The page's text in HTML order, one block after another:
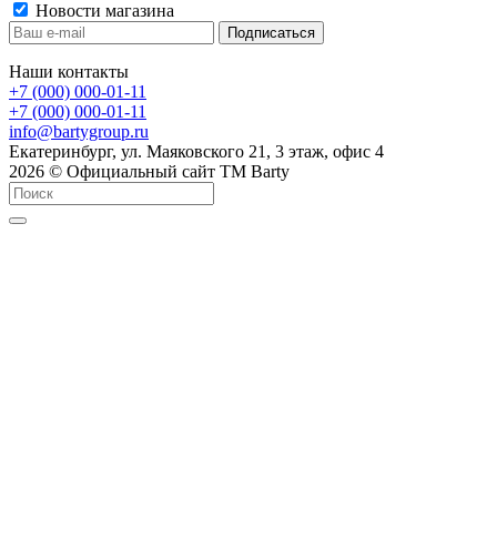
Новости магазина
Наши контакты
+7 (000) 000-01-11
+7 (000) 000-01-11
info@bartygroup.ru
Екатеринбург, ул. Маяковского 21, 3 этаж, офис 4
2026 © Официальный сайт ТМ Barty